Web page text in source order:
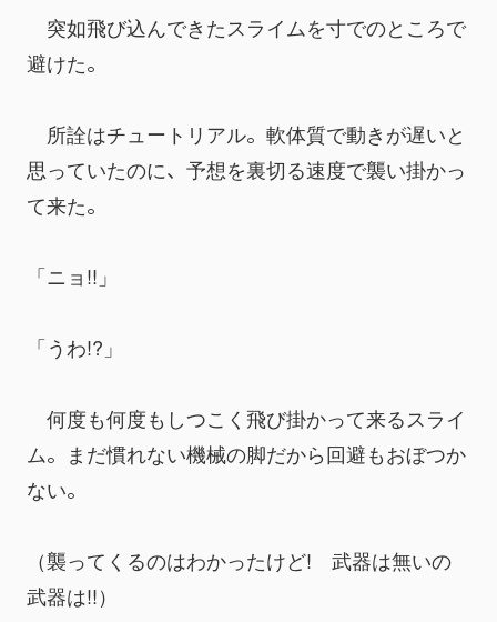
突如飛び込んできたスライムを寸でのところで
避けた。
所詮はチュートリアル。軟体質で動きが遅いと
思っていたのに、予想を裏切る速度で襲い掛かっ
て来た。
「ニョ!!」
「うわ!?」
何度も何度もしつこく飛び掛かって来るスライ
ム。まだ慣れない機械の脚だから回避もおぼつか
ない。
（襲ってくるのはわかったけど!　武器は無いの
武器は!!）